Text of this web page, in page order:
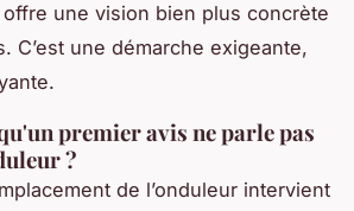
offre une vision bien plus concrète
C’est une démarche exigeante,
premier avis ne parle pas
?
de l’onduleur intervient